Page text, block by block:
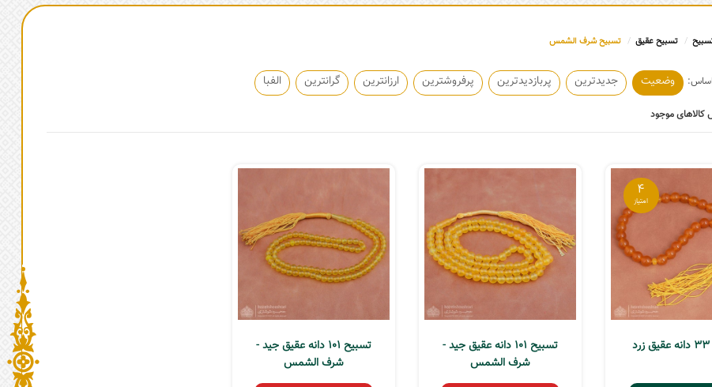
تسبیح عقیق تسبیح شرف الشمس
وضعیت جدیدترین پربازدیدترین پرفروشترین ارزانترین گرانترین الفبا
کالاهای موجود
4
تسبیح 101 دانه عقیق جید -
شرف الشمس
تسبیح 101 دانه عقیق جید -
شرف الشمس